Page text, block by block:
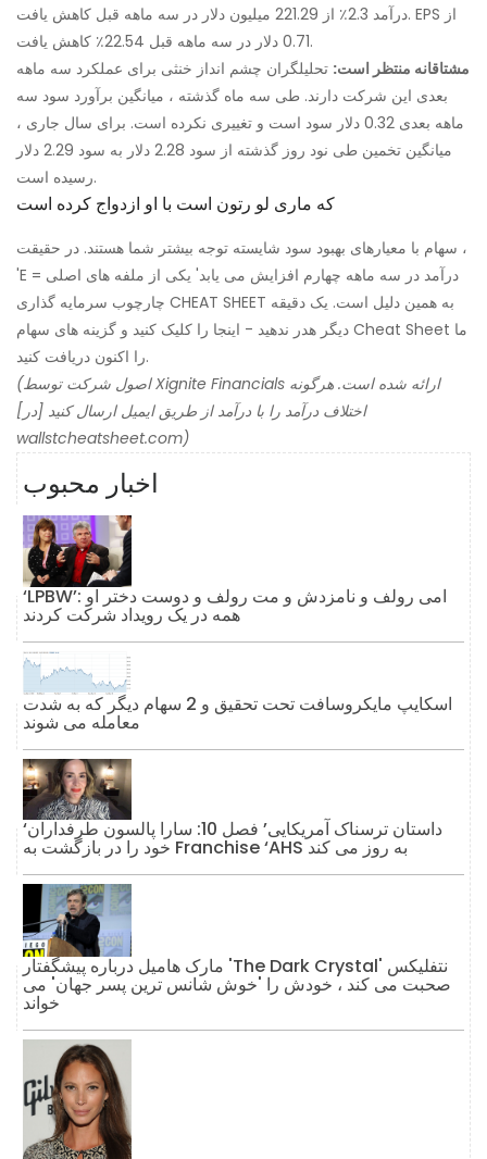
درآمد 2.3٪ از 221.29 میلیون دلار در سه ماهه قبل کاهش یافت. EPS از
0.71 دلار در سه ماهه قبل 22.54٪ کاهش یافت.
مشتاقانه منتظر است: تحلیلگران چشم انداز خنثی برای عملکرد سه ماهه
بعدی این شرکت دارند. طی سه ماه گذشته ، میانگین برآورد سود سه
ماهه بعدی 0.32 دلار سود است و تغییری نکرده است. برای سال جاری ،
میانگین تخمین طی نود روز گذشته از سود 2.28 دلار به سود 2.29 دلار
رسیده است.
که ماری لو رتون است با او ازدواج کرده است
سهام با معیارهای بهبود سود شایسته توجه بیشتر شما هستند. در حقیقت ،
'E = درآمد در سه ماهه چهارم افزایش می یابد' یکی از ملفه های اصلی
چارچوب سرمایه گذاری CHEAT SHEET به همین دلیل است. یک دقیقه
دیگر هدر ندهید - اینجا را کلیک کنید و گزینه های سهام Cheat Sheet ما
را اکنون دریافت کنید.
(اصول شرکت توسط Xignite Financials ارائه شده است. هرگونه
اختلاف درآمد را با درآمد از طریق ایمیل ارسال کنید [در]
wallstcheatsheet.com)
اخبار محبوب
‘LPBW’: امی رولف و نامزدش و مت رولف و دوست دختر او
همه در یک رویداد شرکت کردند
اسکایپ مایکروسافت تحت تحقیق و 2 سهام دیگر که به شدت
معامله می شوند
‘داستان ترسناک آمریکایی’ فصل 10: سارا پالسون طرفداران
خود را در بازگشت به Franchise ‘AHS به روز می کند
مارک هامیل درباره پیشگفتار 'The Dark Crystal' نتفلیکس
صحبت می کند ، خودش را 'خوش شانس ترین پسر جهان' می
خواند